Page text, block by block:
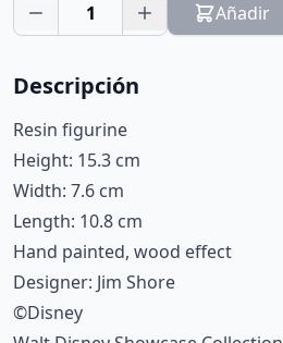
1 Añadir
Descripción
Resin figurine
Height: 15.3 cm
Width: 7.6 cm
Length: 10.8 cm
Hand painted, wood effect
Designer: Jim Shore
©Disney